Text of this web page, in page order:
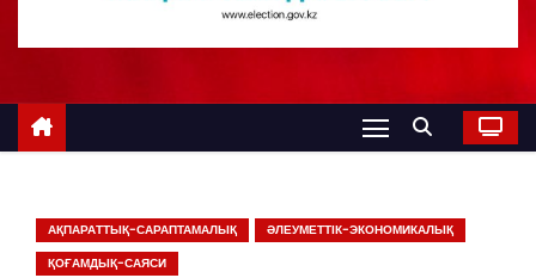
АҚПАРАТТЫҚ-САРАПТАМАЛЫҚ
ӘЛЕУМЕТТІК-ЭКОНОМИКАЛЫҚ
ҚОҒАМДЫҚ-САЯСИ